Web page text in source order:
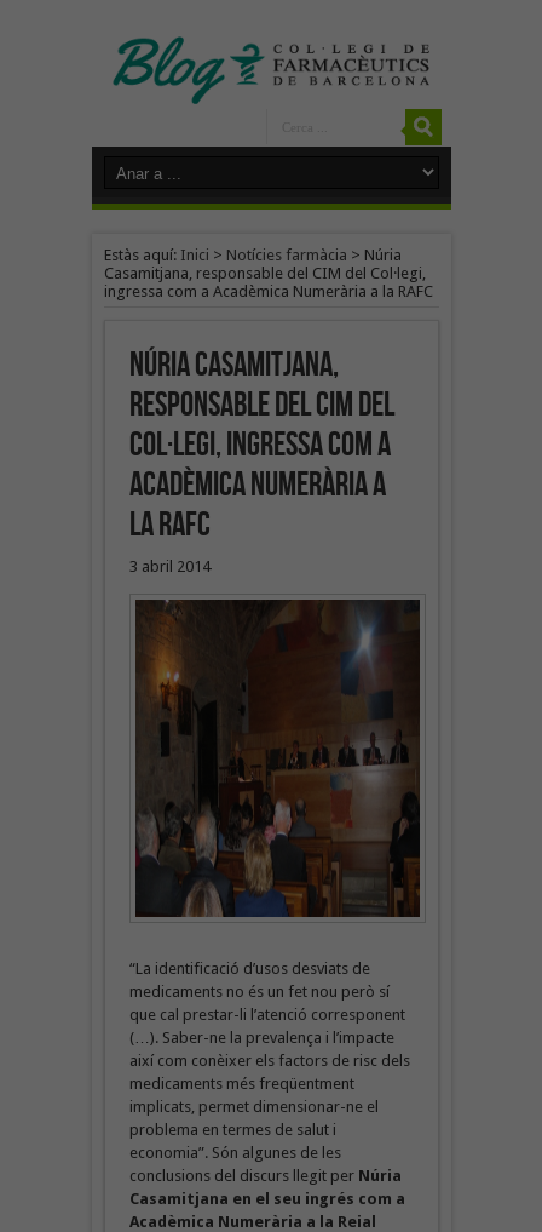
Estàs aquí: Inici > Notícies farmàcia > Núria
Casamitjana, responsable del CIM del Col·legi,
ingressa com a Acadèmica Numerària a la RAFC
Núria Casamitjana,
responsable del CIM del
Col·legi, ingressa com a
Acadèmica Numerària a
la RAFC
3 abril 2014
“La identificació d’usos desviats de
medicaments no és un fet nou però sí
que cal prestar-li l’atenció corresponent
(…). Saber-ne la prevalença i l’impacte
així com conèixer els factors de risc dels
medicaments més freqüentment
implicats, permet dimensionar-ne el
problema en termes de salut i
economia”. Són algunes de les
conclusions del discurs llegit per Núria
Casamitjana en el seu ingrés com a
Acadèmica Numerària a la Reial